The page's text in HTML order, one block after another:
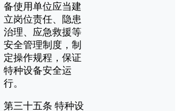
备使用单位应当建
立岗位责任、隐患
治理、应急救援等
安全管理制度，制
定操作规程，保证
特种设备安全运
行。
第三十五条 特种设